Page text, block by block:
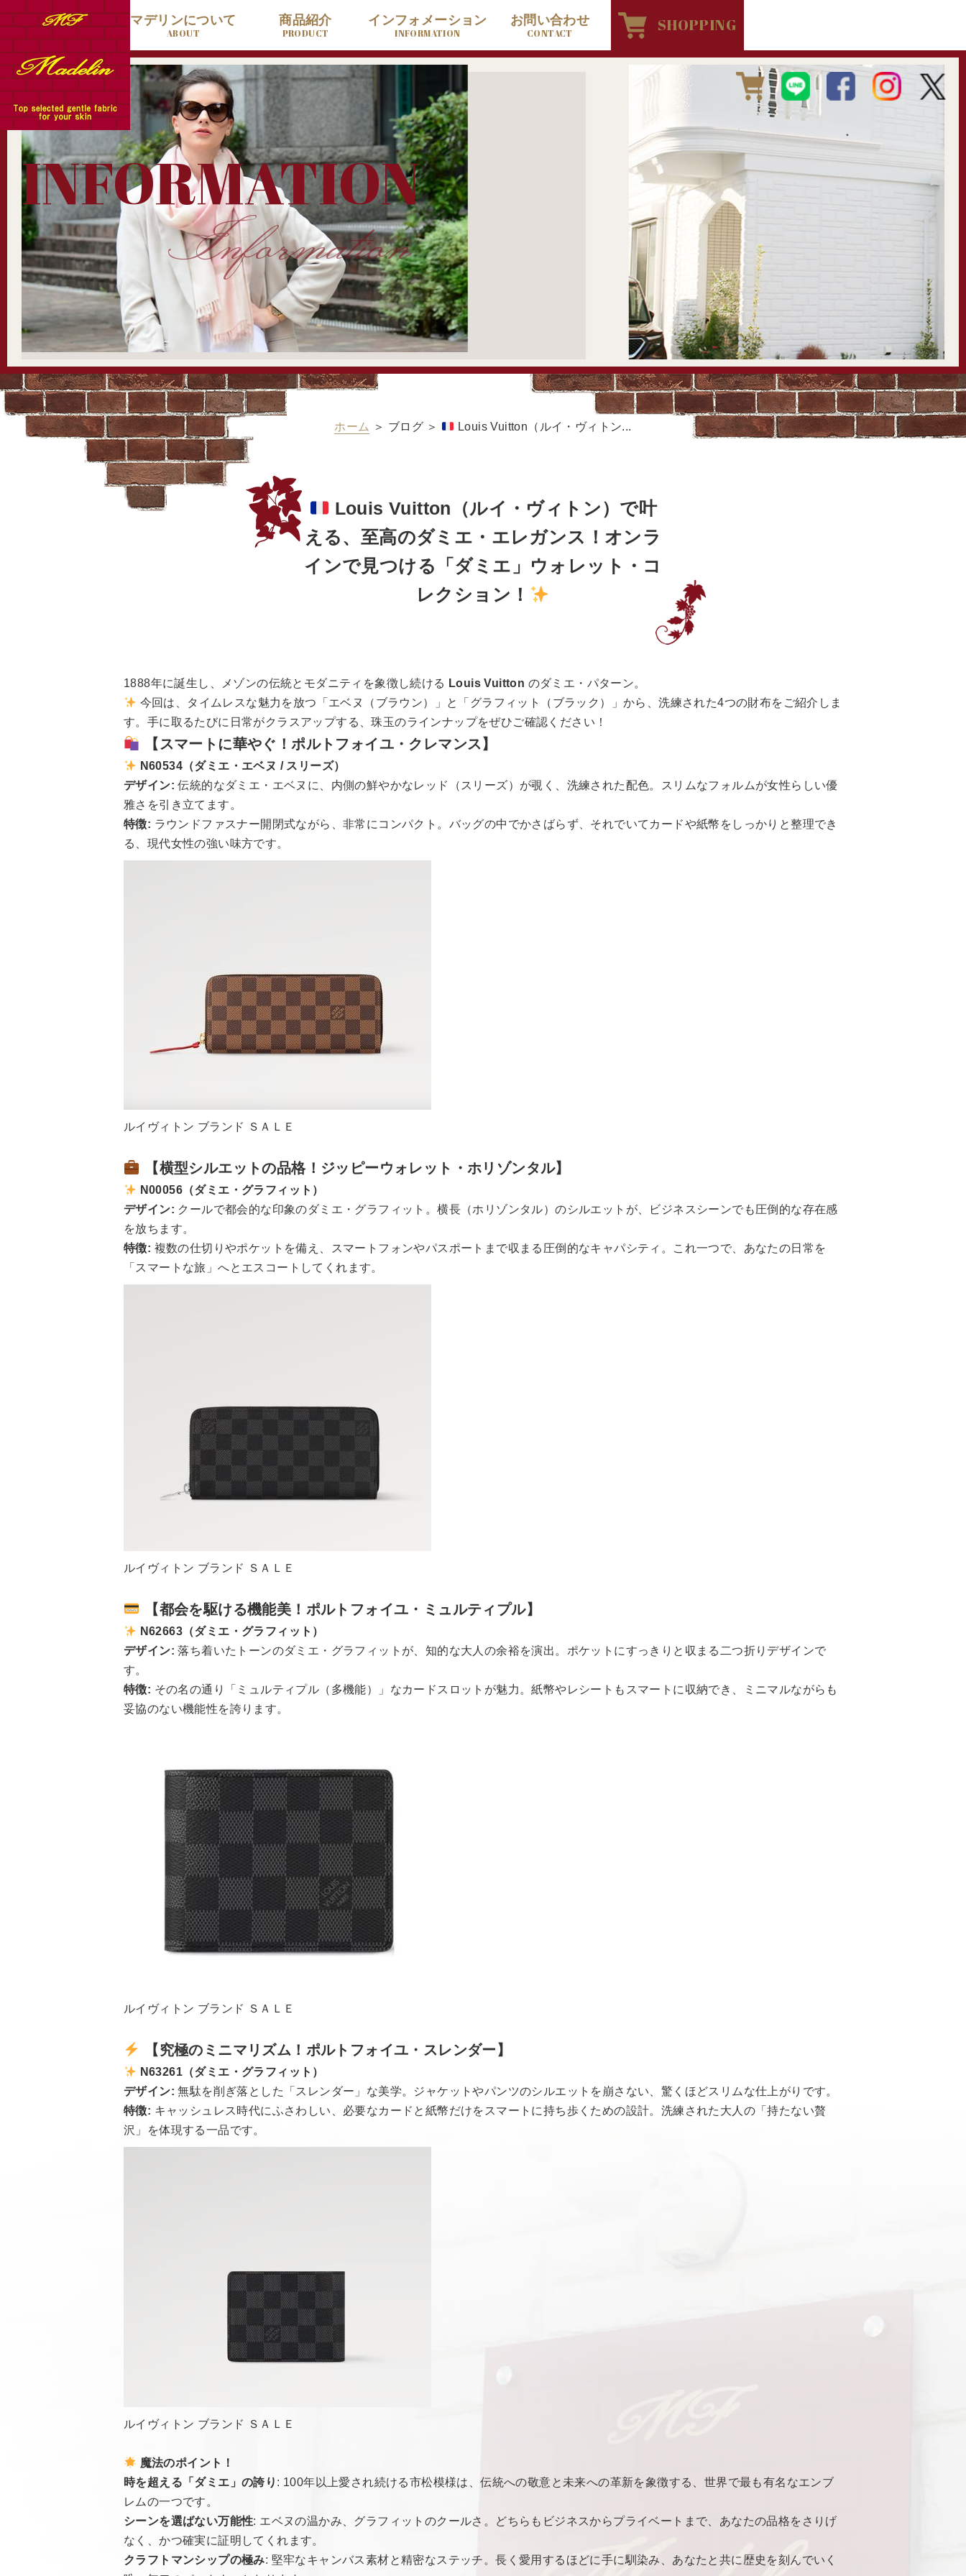
ホーム マデリンについて
ABOUT
商品紹介
PRODUCT
インフォメーション
INFORMATION
お問い合わせ
CONTACT SHOPPING
INFORMATION
Information
ホーム ＞ ブログ ＞ Louis Vuitton（ルイ・ヴィトン...
Louis Vuitton（ルイ・ヴィトン）で叶
える、至高のダミエ・エレガンス！オンラ
インで見つける「ダミエ」ウォレット・コ
レクション！
1888年に誕生し、メゾンの伝統とモダニティを象徴し続ける Louis Vuitton のダミエ・パターン。
今回は、タイムレスな魅力を放つ「エベヌ（ブラウン）」と「グラフィット（ブラック）」から、洗練された4つの財布をご紹介しま
す。手に取るたびに日常がクラスアップする、珠玉のラインナップをぜひご確認ください！
【スマートに華やぐ！ポルトフォイユ・クレマンス】
N60534（ダミエ・エベヌ / スリーズ）
デザイン: 伝統的なダミエ・エベヌに、内側の鮮やかなレッド（スリーズ）が覗く、洗練された配色。スリムなフォルムが女性らしい優
雅さを引き立てます。
特徴: ラウンドファスナー開閉式ながら、非常にコンパクト。バッグの中でかさばらず、それでいてカードや紙幣をしっかりと整理でき
る、現代女性の強い味方です。
ルイヴィトン ブランド ＳＡＬＥ
【横型シルエットの品格！ジッピーウォレット・ホリゾンタル】
N00056（ダミエ・グラフィット）
デザイン: クールで都会的な印象のダミエ・グラフィット。横長（ホリゾンタル）のシルエットが、ビジネスシーンでも圧倒的な存在感
を放ちます。
特徴: 複数の仕切りやポケットを備え、スマートフォンやパスポートまで収まる圧倒的なキャパシティ。これ一つで、あなたの日常を
「スマートな旅」へとエスコートしてくれます。
ルイヴィトン ブランド ＳＡＬＥ
【都会を駆ける機能美！ポルトフォイユ・ミュルティプル】
N62663（ダミエ・グラフィット）
デザイン: 落ち着いたトーンのダミエ・グラフィットが、知的な大人の余裕を演出。ポケットにすっきりと収まる二つ折りデザインで
す。
特徴: その名の通り「ミュルティプル（多機能）」なカードスロットが魅力。紙幣やレシートもスマートに収納でき、ミニマルながらも
妥協のない機能性を誇ります。
ルイヴィトン ブランド ＳＡＬＥ
【究極のミニマリズム！ポルトフォイユ・スレンダー】
N63261（ダミエ・グラフィット）
デザイン: 無駄を削ぎ落とした「スレンダー」な美学。ジャケットやパンツのシルエットを崩さない、驚くほどスリムな仕上がりです。
特徴: キャッシュレス時代にふさわしい、必要なカードと紙幣だけをスマートに持ち歩くための設計。洗練された大人の「持たない贅
沢」を体現する一品です。
ルイヴィトン ブランド ＳＡＬＥ
魔法のポイント！
時を超える「ダミエ」の誇り : 100年以上愛され続ける市松模様は、伝統への敬意と未来への革新を象徴する、世界で最も有名なエンブ
レムの一つです。
シーンを選ばない万能性: エベヌの温かみ、グラフィットのクールさ。どちらもビジネスからプライベートまで、あなたの品格をさりげ
なく、かつ確実に証明してくれます。
クラフトマンシップの極み: 堅牢なキャンバス素材と精密なステッチ。長く愛用するほどに手に馴染み、あなたと共に歴史を刻んでいく